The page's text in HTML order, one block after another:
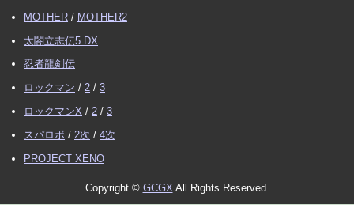
MOTHER / MOTHER2
太閤立志伝5 DX
忍者龍剣伝
ロックマン / 2 / 3
ロックマンX / 2 / 3
スパロボ / 2次 / 4次
PROJECT XENO
Copyright © GCGX All Rights Reserved.